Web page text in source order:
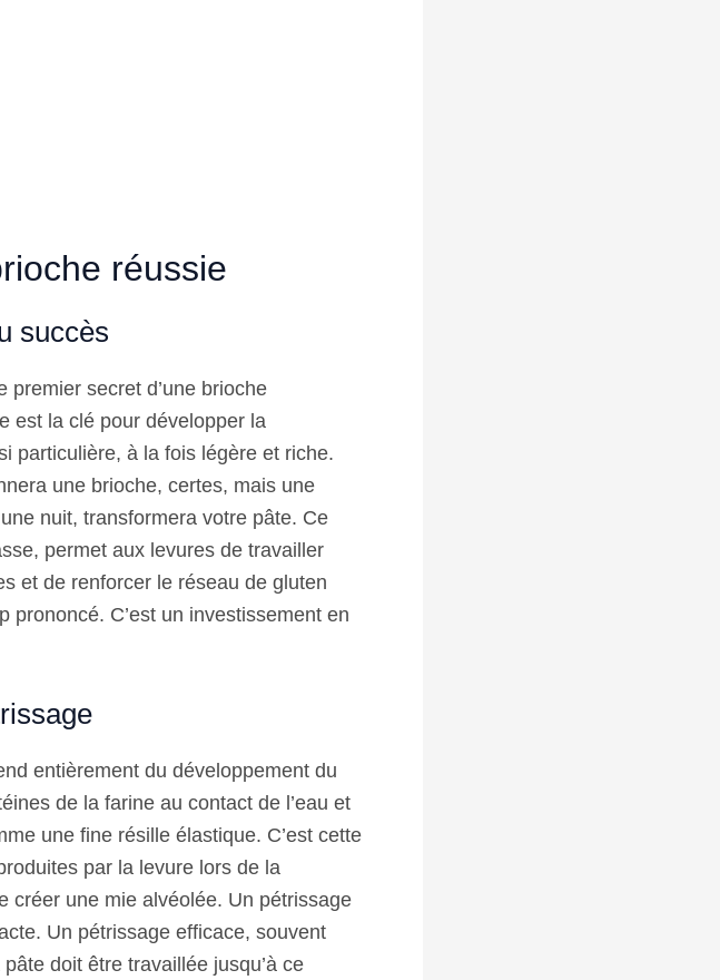
réussie
succès
secret d’une brioche
est la clé pour développer la
particulière, à la fois légère et riche.
une brioche, certes, mais une
nuit, transformera votre pâte. Ce
permet aux levures de travailler
et de renforcer le réseau de gluten
C’est un investissement en
entièrement du développement du
de la farine au contact de l’eau et
une fine résille élastique. C’est cette
par la levure lors de la
créer une mie alvéolée. Un pétrissage
Un pétrissage efficace, souvent
doit être travaillée jusqu’à ce